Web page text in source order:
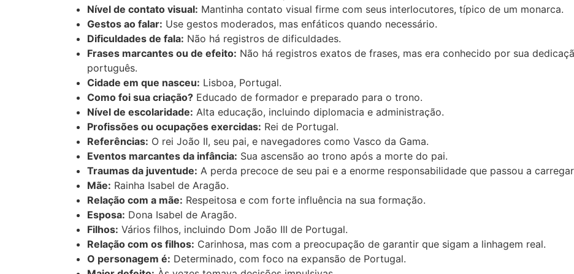
Nível de contato visual: Mantinha contato visual firme com seus interlocutores, típico de um monarca.
Gestos ao falar: Use gestos moderados, mas enfáticos quando necessário.
Dificuldades de fala: Não há registros de dificuldades.
Frases marcantes ou de efeito: Não há registros exatos de frases, mas era conhecido por sua
português.
Cidade em que nasceu: Lisboa, Portugal.
Como foi sua criação? Educado de formador e preparado para o trono.
Nível de escolaridade: Alta educação, incluindo diplomacia e administração.
Profissões ou ocupações exercidas: Rei de Portugal.
Referências: O rei João II, seu pai, e navegadores como Vasco da Gama.
Eventos marcantes da infância: Sua ascensão ao trono após a morte do pai.
Traumas da juventude: A perda precoce de seu pai e a enorme responsabilidade que passou a
Mãe: Rainha Isabel de Aragão.
Relação com a mãe: Respeitosa e com forte influência na sua formação.
Esposa: Dona Isabel de Aragão.
Filhos: Vários filhos, incluindo Dom João III de Portugal.
Relação com os filhos: Carinhosa, mas com a preocupação de garantir que sigam a linhagem real.
O personagem é: Determinado, com foco na expansão de Portugal.